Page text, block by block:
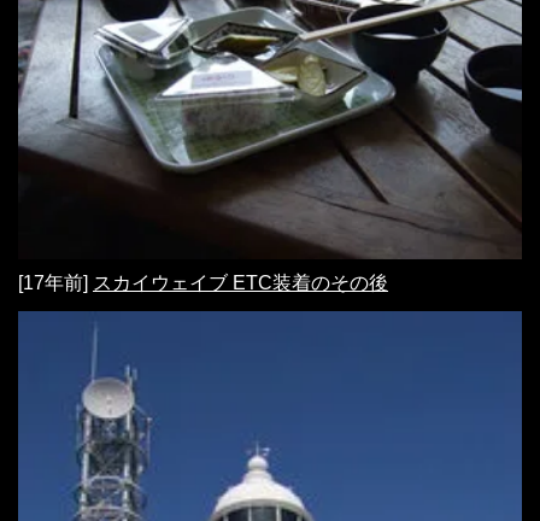
[17年前] スカイウェイブ ETC装着のその後